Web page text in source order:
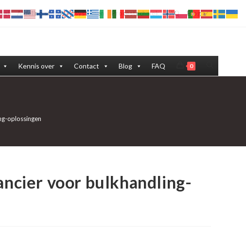
Afdeling stofafzuigsystemen Procestechniek FAQ Blog
Kennis over Contact Blog FAQ 0
oplossingen
voor bulkhandling-